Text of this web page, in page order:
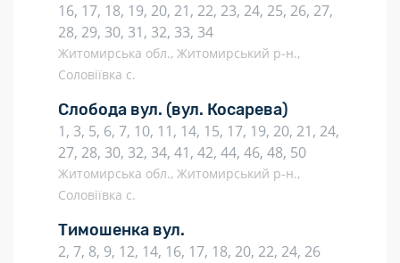
16, 17, 18, 19, 20, 21, 22, 23, 24, 25, 26, 27,
28, 29, 30, 31, 32, 33, 34
Житомирська обл., Житомирський р-н.,
Соловіївка с.
Слобода вул. (вул. Косарева)
1, 3, 5, 6, 7, 10, 11, 14, 15, 17, 19, 20, 21, 24,
27, 28, 30, 32, 34, 41, 42, 44, 46, 48, 50
Житомирська обл., Житомирський р-н.,
Соловіївка с.
Тимошенка вул.
2, 7, 8, 9, 12, 14, 16, 17, 18, 20, 22, 24, 26